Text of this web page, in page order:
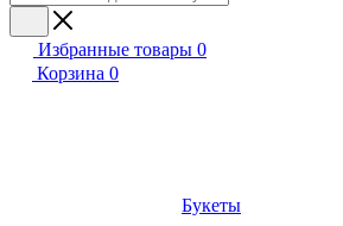
Избранные товары 0
Корзина 0
Букеты